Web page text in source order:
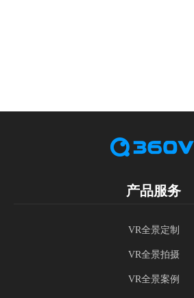
产品服务
VR全景定制
VR全景拍摄
VR全景案例